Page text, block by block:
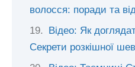
волосся: поради та
Відео: Як
Секрети розкішної